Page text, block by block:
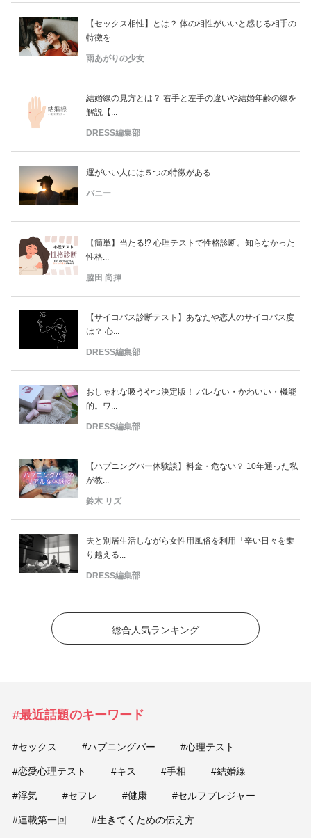
【セックス相性】とは？ 体の相性がいいと感じる相手の
特徴を...
雨あがりの少女
結婚線の見方とは？ 右手と左手の違いや結婚年齢の線を
解説【...
DRESS編集部
運がいい人には５つの特徴がある
バニー
【簡単】当たる!? 心理テストで性格診断。知らなかった
性格...
脇田 尚揮
【サイコパス診断テスト】あなたや恋人のサイコパス度
は？ 心...
DRESS編集部
おしゃれな吸うやつ決定版！ バレない・かわいい・機能
的。ワ...
DRESS編集部
【ハプニングバー体験談】料金・危ない？ 10年通った私
が教...
鈴木 リズ
夫と別居生活しながら女性用風俗を利用「辛い日々を乗
り越える...
DRESS編集部
総合人気ランキング
#最近話題のキーワード
#セックス #ハプニングバー #心理テスト
#恋愛心理テスト #キス #手相 #結婚線
#浮気 #セフレ #健康 #セルフプレジャー
#連載第一回 #生きてくための伝え方